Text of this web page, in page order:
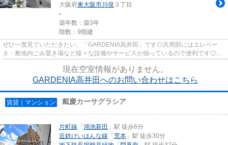
大阪府東大阪市川俣 ３丁目
-
築年数：築3年
階数：9階建
ぜひ一度見ていただきたい、「GARDENIA高井田」です◎共用部にはエレベー
タ・敷地内ごみ置き場など様々な設備やサービスが揃っているので便利です◎新
しいのでこだわりの多い方にもおす...
現在空室情報がありません。
GARDENIA高井田へのお問い合わせはこちら
賃貸｜マンション 戴慶カーサグラシア
片町線 「鴻池新田 」駅 徒歩6分
近鉄けいはんな線 「荒本 」駅 徒歩30分